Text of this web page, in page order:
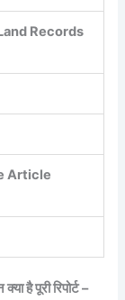
Records
Article
है पूरी रिपोर्ट –